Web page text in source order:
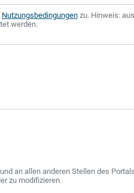
Nutzungsbedingungenzu. Hinweis:
werden.
an allen anderen Stellen des
zu modifizieren.